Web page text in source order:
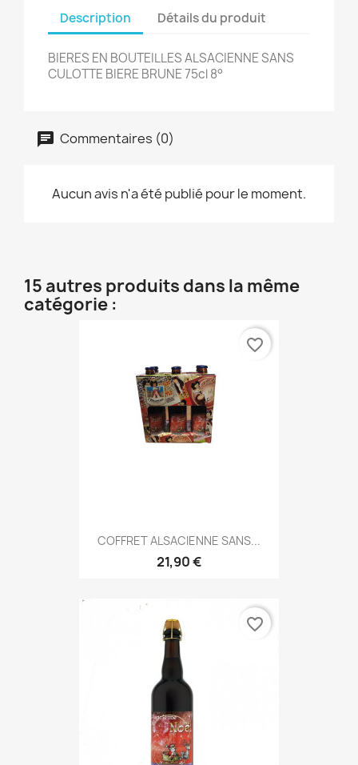
Description Détails du produit
BIERES EN BOUTEILLES ALSACIENNE SANS
CULOTTE BIERE BRUNE 75cl 8°
Commentaires (0)
Aucun avis n'a été publié pour le moment.
15 autres produits dans la même
catégorie :
COFFRET ALSACIENNE SANS...
21,90 €
favorite_border
favorite_border